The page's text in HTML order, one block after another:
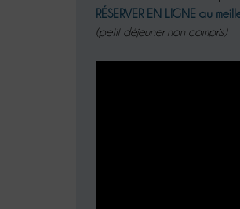
RÉSERVER EN LIGNE au
(petit déjeuner non compris)